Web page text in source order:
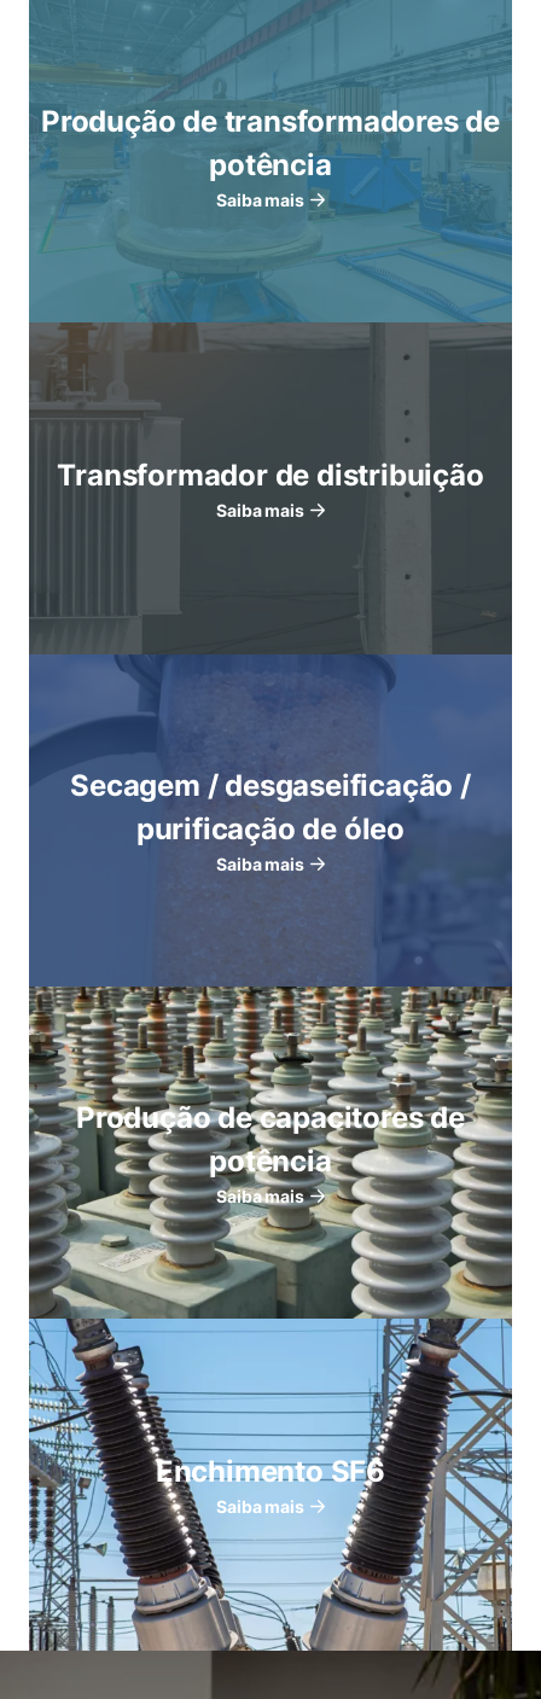
Produção de transformadores de
potência
Saiba mais
Transformador de distribuição
Saiba mais
Secagem / desgaseificação /
purificação de óleo
Saiba mais
Produção de capacitores de
potência
Saiba mais
Enchimento SF6
Saiba mais